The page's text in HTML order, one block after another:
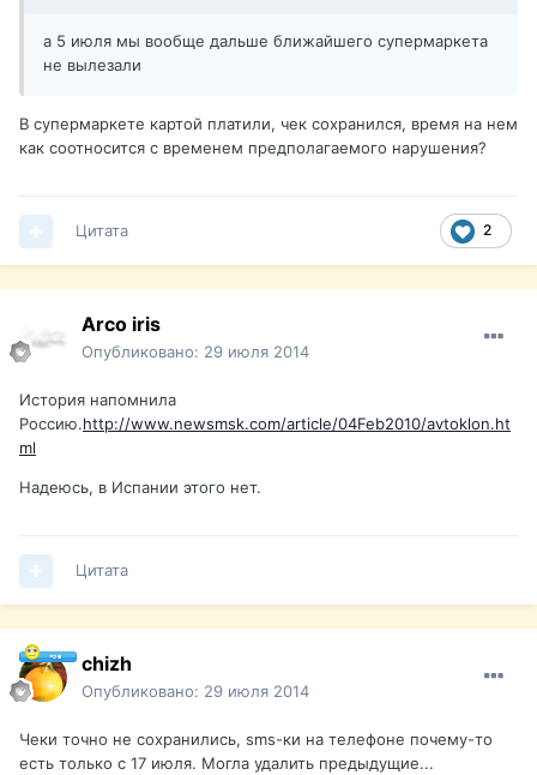
а 5 июля мы вообще дальше ближайшего супермаркета
не вылезали
В супермаркете картой платили, чек сохранился, время на нем
как соотносится с временем предполагаемого нарушения?
2
Цитата
Arco iris
Опубликовано: 29 июля 2014
История напомнила
Россию.http://www.newsmsk.com/article/04Feb2010/avtoklon.ht
ml
Надеюсь, в Испании этого нет.
Цитата
chizh
Опубликовано: 29 июля 2014
Чеки точно не сохранились, sms-ки на телефоне почему-то
есть только с 17 июля. Могла удалить предыдущие...